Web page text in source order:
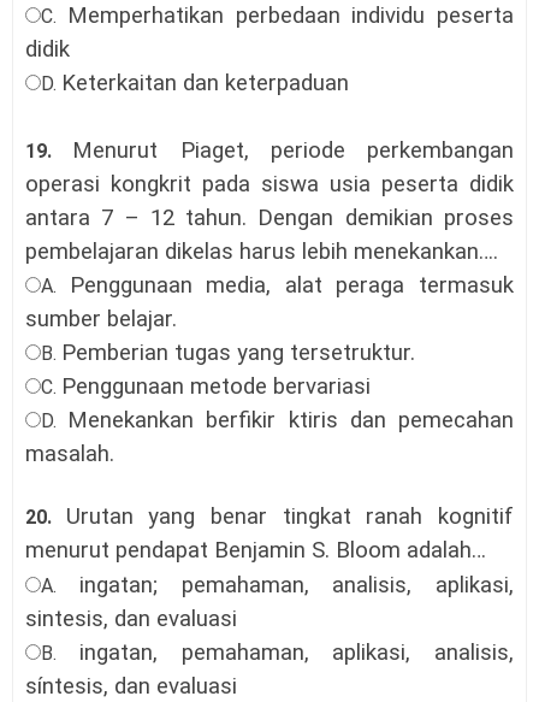
C.
Memperhatikan perbedaan individu peserta
didik
D. Keterkaitan dan keterpaduan
19. Menurut Piaget, periode perkembangan
operasi kongkrit pada siswa usia peserta didik
antara 7 – 12 tahun. Dengan demikian proses
pembelajaran dikelas harus lebih menekankan….
A.
Penggunaan media, alat peraga termasuk
sumber belajar.
B. Pemberian tugas yang tersetruktur.
C. Penggunaan metode bervariasi
D. Menekankan berfikir ktiris dan pemecahan
masalah.
20. Urutan yang benar tingkat ranah kognitif
menurut pendapat Benjamin S. Bloom adalah…
A. ingatan; pemahaman, analisis, aplikasi,
sintesis, dan evaluasi
B. ingatan, pemahaman, aplikasi, analisis,
síntesis, dan evaluasi